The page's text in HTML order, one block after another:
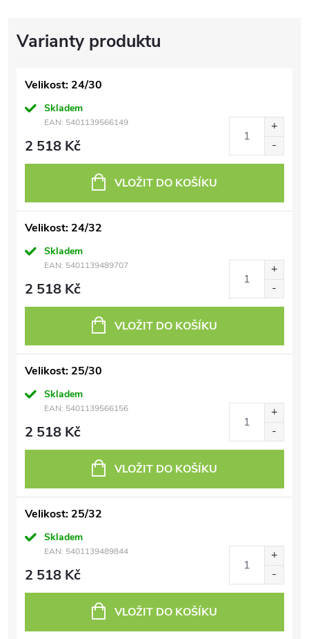
Velikost: 24/30
Skladem
EAN: 5401139566149
2 518 Kč
VLOŽIT DO KOŠÍKU
Velikost: 24/32
Skladem
EAN: 5401139489707
2 518 Kč
VLOŽIT DO KOŠÍKU
Velikost: 25/30
Skladem
EAN: 5401139566156
2 518 Kč
VLOŽIT DO KOŠÍKU
Velikost: 25/32
Skladem
EAN: 5401139489844
2 518 Kč
VLOŽIT DO KOŠÍKU